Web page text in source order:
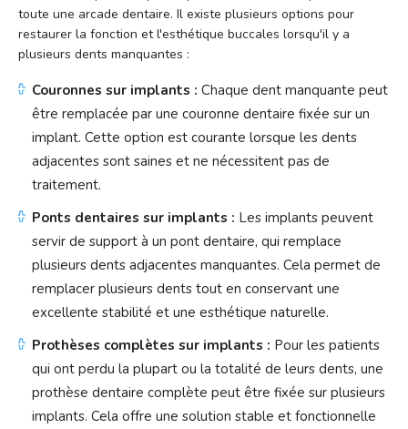
toute une arcade dentaire. Il existe plusieurs options pour
restaurer la fonction et l'esthétique buccales lorsqu'il y a
plusieurs dents manquantes :
Couronnes sur implants : Chaque dent manquante peut
être remplacée par une couronne dentaire fixée sur un
implant. Cette option est courante lorsque les dents
adjacentes sont saines et ne nécessitent pas de
traitement.
Ponts dentaires sur implants : Les implants peuvent
servir de support à un pont dentaire, qui remplace
plusieurs dents adjacentes manquantes. Cela permet de
remplacer plusieurs dents tout en conservant une
excellente stabilité et une esthétique naturelle.
Prothèses complètes sur implants : Pour les patients
qui ont perdu la plupart ou la totalité de leurs dents, une
prothèse dentaire complète peut être fixée sur plusieurs
implants. Cela offre une solution stable et fonctionnelle